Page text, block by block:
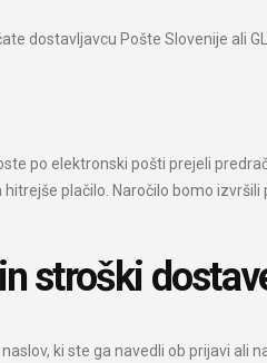
dostavljavcu Pošte Slovenije ali
po elektronski pošti prejeli
plačilo. Naročilo bomo
stroški
ki ste ga navedli ob prijavi ali